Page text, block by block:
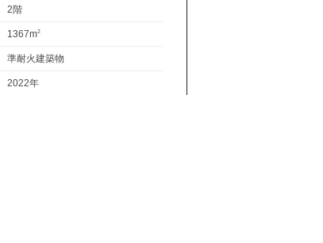
2階
1367m2
準耐火建築物
2022年